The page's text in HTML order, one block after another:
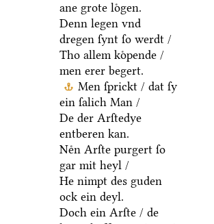
ane grote loͤgen.
Denn legen vnd
dregen ſynt ſo werdt /
Tho allem koͤpende /
men erer begert.
Men ſprickt / dat ſy
ein ſalich Man /
De der Arſtedye
entberen kan.
Neͤn Arſte purgert ſo
gar mit heyl /
He nimpt des guden
ock ein deyl.
Doch ein Arſte / de